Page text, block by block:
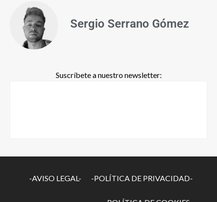
Sergio Serrano Gómez
Suscríbete a nuestro newsletter:
-AVISO LEGAL- -POLÍTICA DE PRIVACIDAD-